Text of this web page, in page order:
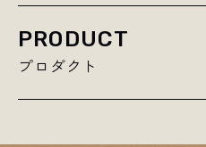
PRODUCT
プロダクト